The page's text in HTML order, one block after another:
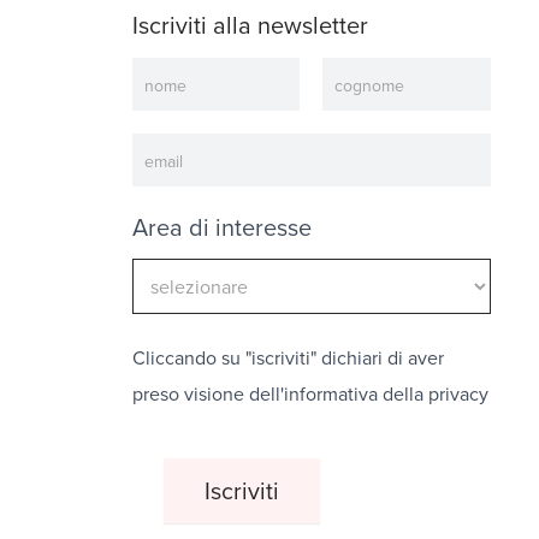
Iscriviti alla newsletter
Area di interesse
Cliccando su "iscriviti" dichiari di aver
preso visione dell'informativa della privacy